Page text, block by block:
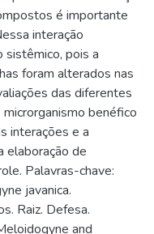
é importante
interação
pois a
foram alterados nas
das diferentes
benéfico
interações e a
elaboração de
Palavras-chave:
javanica.
Raiz. Defesa.
and